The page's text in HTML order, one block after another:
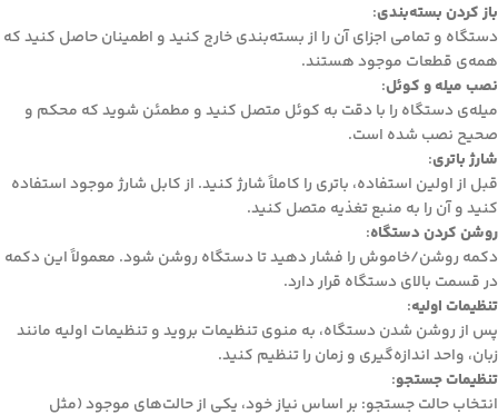
باز کردن بسته‌بندی:
دستگاه و تمامی اجزای آن را از بسته‌بندی خارج کنید و اطمینان حاصل کنید که
همه‌ی قطعات موجود هستند.
نصب میله و کوئل:
میله‌ی دستگاه را با دقت به کوئل متصل کنید و مطمئن شوید که محکم و
صحیح نصب شده است.
شارژ باتری:
قبل از اولین استفاده، باتری را کاملاً شارژ کنید. از کابل شارژ موجود استفاده
کنید و آن را به منبع تغذیه متصل کنید.
روشن کردن دستگاه:
دکمه روشن/خاموش را فشار دهید تا دستگاه روشن شود. معمولاً این دکمه
در قسمت بالای دستگاه قرار دارد.
تنظیمات اولیه:
پس از روشن شدن دستگاه، به منوی تنظیمات بروید و تنظیمات اولیه مانند
زبان، واحد اندازه‌گیری و زمان را تنظیم کنید.
تنظیمات جستجو:
انتخاب حالت جستجو: بر اساس نیاز خود، یکی از حالت‌های موجود (مثل